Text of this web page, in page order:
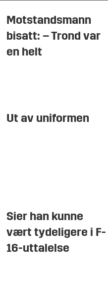
Motstandsmann
bisatt: – Trond var
en helt
Ut av uniformen
Sier han kunne
vært tydeligere i F-
16-uttalelse